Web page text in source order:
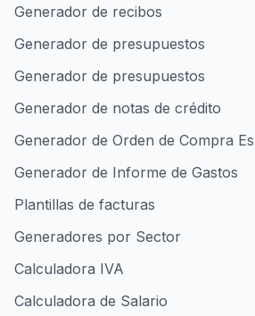
Generador de recibos
Generador de presupuestos
Generador de presupuestos
Generador de notas de crédito
Generador de Orden de Compra
Generador de Informe de Gastos
Plantillas de facturas
Generadores por Sector
Calculadora IVA
Calculadora de Salario